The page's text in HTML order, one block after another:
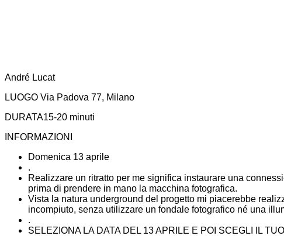
André Lucat
LUOGO Via Padova 77, Milano
DURATA15-20 minuti
INFORMAZIONI
Domenica 13 aprile
.
Realizzare un ritratto per me significa instaurare una
prima di prendere in mano la macchina fotografica.
Vista la natura underground del progetto mi piacerebbe
incompiuto, senza utilizzare un fondale fotografico né una
.
SELEZIONA LA DATA DEL 13 APRILE E POI SCEGLI IL